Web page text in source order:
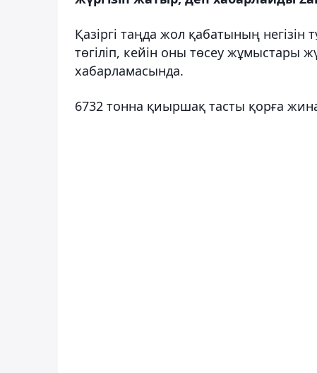
Қазіргі таңда жол қабатының негізін
төгіліп, кейін оны төсеу жұмыстары
хабарламасында.
6732 тонна қиыршақ тасты қорға